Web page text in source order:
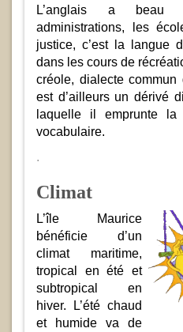
L’anglais a beau
administrations, les
justice, c’est la langue
dans les cours de
créole, dialecte
est d’ailleurs un dérivé
laquelle il emprunte
vocabulaire.
.
Climat
L’île Maurice
bénéficie d’un
climat maritime,
tropical en été et
subtropical en
hiver. L’été chaud
et humide va de